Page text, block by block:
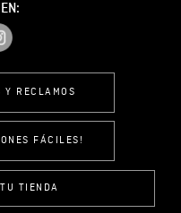
Y RECLAMOS
FÁCILES!
TIENDA